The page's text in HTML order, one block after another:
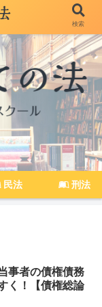
民法 刑法
事者の債権債務
く！【債権総論
検索